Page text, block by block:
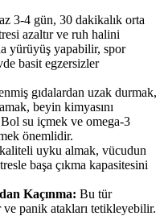
3-4 gün, 30 dakikalık orta
azaltır ve ruh halini
yürüyüş yapabilir, spor
basit egzersizler
gıdalardan uzak durmak,
beyin kimyasını
su içmek ve omega-3
önemlidir.
uyku almak, vücudun
başa çıkma kapasitesini
Kaçınma: Bu tür
panik atakları tetikleyebilir.